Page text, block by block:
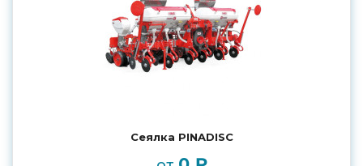
Сеялка PINADISС